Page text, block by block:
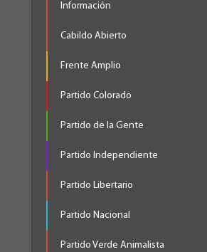
Información
Cabildo Abierto
Frente Amplio
Partido Colorado
Partido de la Gente
Partido Independiente
Partido Libertario
Partido Nacional
Partido Verde Animalista